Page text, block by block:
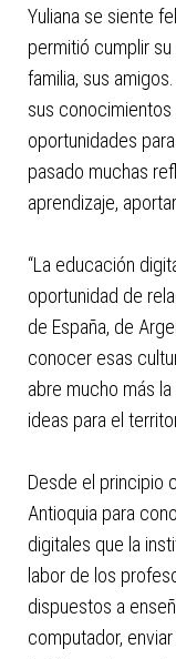
Yuliana se siente
permitió cumplir
familia, sus
sus
oportunidades
pasado muchas
aprendizaje,
“La educación
oportunidad de
de España, de
conocer esas
abre mucho más
ideas para el
Desde el principio
Antioquia para
digitales que la
labor de los
dispuestos a
computador,